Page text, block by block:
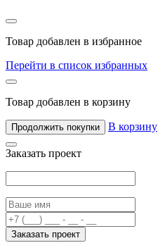
Товар добавлен в избранное
Перейти в список избранных
Товар добавлен в корзину
Продолжить покупки В корзину
Заказать проект
Заказать проект